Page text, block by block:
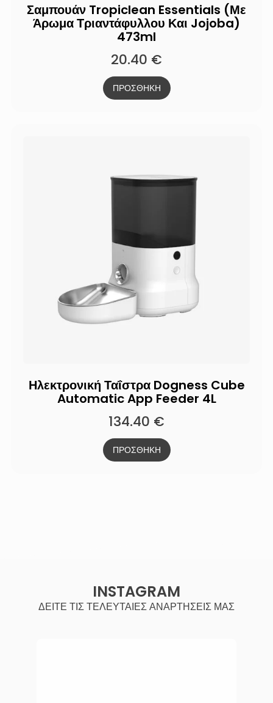
Σαμπουάν Tropiclean Essentials (Με
Άρωμα Τριαντάφυλλου Και Jojoba)
473ml
20.40 €
ΠΡΟΣΘΗΚΗ
Ηλεκτρονική Ταΐστρα Dogness Cube
Automatic App Feeder 4L
134.40 €
ΠΡΟΣΘΗΚΗ
INSTAGRAM
ΔΕΙΤΕ ΤΙΣ ΤΕΛΕΥΤΑΙΕΣ ΑΝΑΡΤΗΣΕΙΣ ΜΑΣ